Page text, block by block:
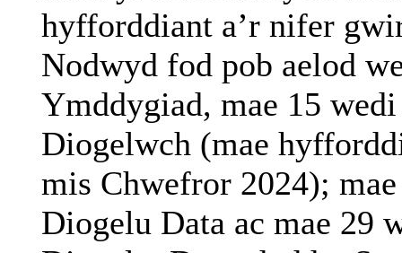
hyfforddiant a’r nifer
Nodwyd fod pob aelod
Ymddygiad, mae 15 wedi
Diogelwch (mae
mis Chwefror2024); mae
Diogelu Data ac mae 29